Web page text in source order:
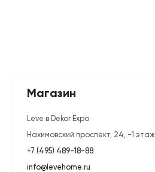
Магазин
Leve в Dekor Expo
Нахимовский проспект, 24, -1 этаж
+7 (495) 489-18-88
info@levehome.ru